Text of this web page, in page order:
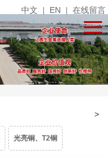
中文 | EN | 在线留言
光亮铜、T2铜